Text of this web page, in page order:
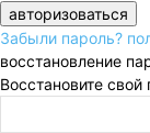
Забыли пароль?
восстановление
Восстановите свой